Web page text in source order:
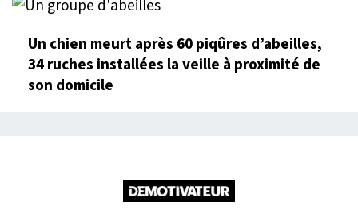
Un chien meurt après 60 piqûres d’abeilles,
34 ruches installées la veille à proximité de
son domicile